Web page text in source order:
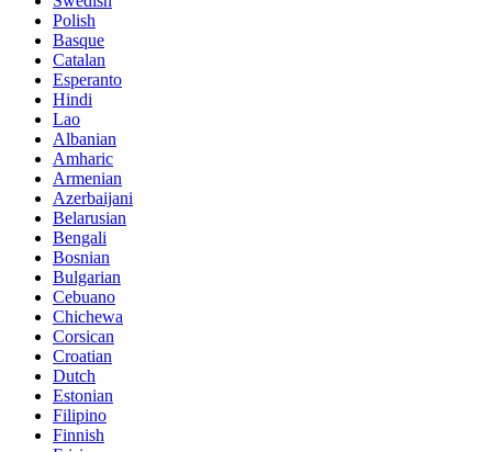
Polish
Basque
Catalan
Esperanto
Hindi
Lao
Albanian
Amharic
Armenian
Azerbaijani
Belarusian
Bengali
Bosnian
Bulgarian
Cebuano
Chichewa
Corsican
Croatian
Dutch
Estonian
Filipino
Finnish